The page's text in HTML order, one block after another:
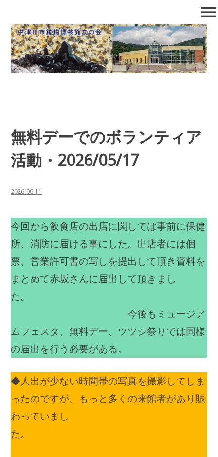
中津川市鉱物博物館友の会
石の博物館で自然となかよくなろう！
menu
無料デーでのボランティア
活動・2026/05/17
2026-06-11
今回から飲食店の出店に関しては事前に保健
所、消防に届ける事にした。出店者には個
票、営業許可書の写しを提出して頂き資料を
まとめて赤坂さんに届出して頂きまし
た。
今後もミュージア
ムフェスタ、無料デー、ツツジ祭りでは同様
の届出を行う必要がある。
◆人出が少ない時間帯の写真を撮影してしま
ったのですが、もっと多くの来館者があり賑
わっていまし
た。